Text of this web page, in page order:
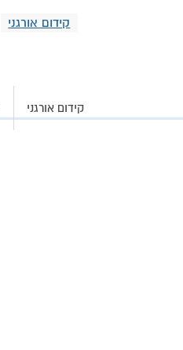
קידום אורגני
קידום אורגני